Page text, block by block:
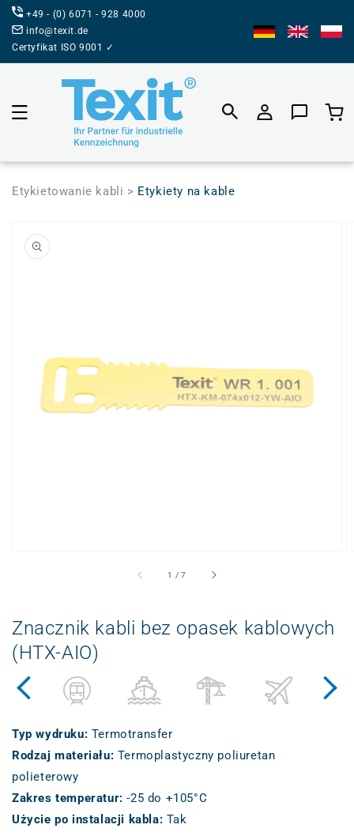
BEZPOŚREDNIO
DO TREŚCI
+49 - (0) 6071 - 928 4000
info@texit.de
Certyfikat ISO 9001 ✓
Koszyk
Etykietowanie kabli > Etykiety na kable
INFORMACJI
PRODUKCIE
Otwieranie
wyświetlanych
1 /z
7
Znacznik kabli bez opasek kablowych
(HTX-AIO)
Typ wydruku: Termotransfer
Rodzaj materiału: Termoplastyczny poliuretan
polieterowy
Zakres temperatur:-25 do +105°C
Użycie po instalacji kabla: Tak